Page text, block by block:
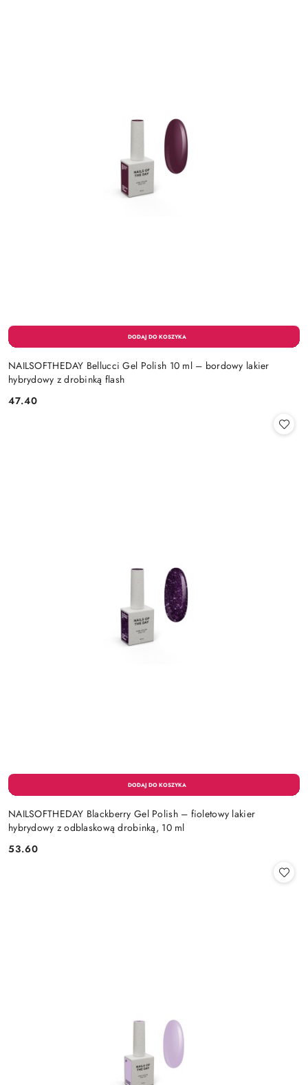
NAILSOFTHEDAY Bellucci Gel Polish 10 ml – bordowy lakier
hybrydowy z drobinką flash
Cena:
47.40
NAILSOFTHEDAY Blackberry Gel Polish – fioletowy lakier
hybrydowy z odblaskową drobinką, 10 ml
Cena:
53.60